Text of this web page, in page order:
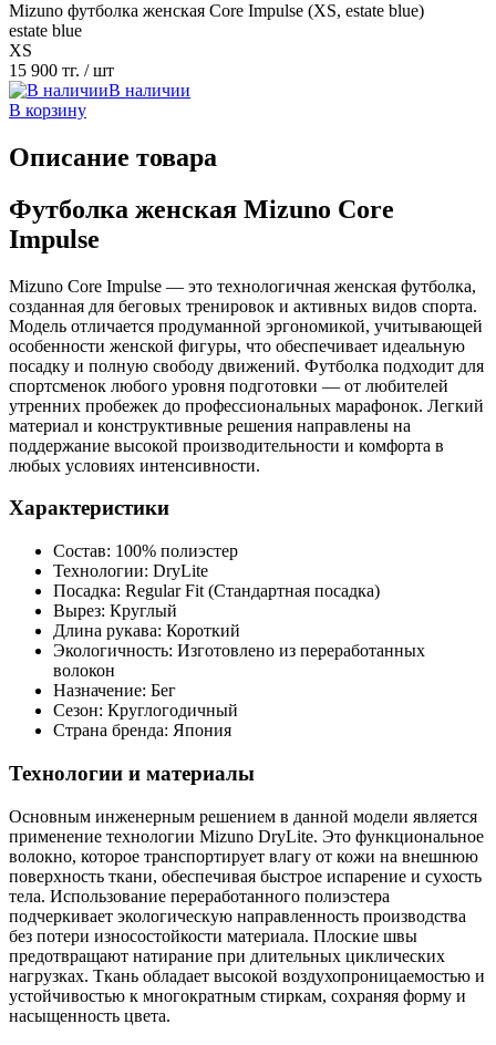
Mizuno футболка женская Core Impulse (XS, estate blue)
estate blue
XS
15 900 тг. / шт
В наличии
В корзину
Описание товара
Футболка женская Mizuno Core
Impulse
Mizuno Core Impulse — это технологичная женская футболка,
созданная для беговых тренировок и активных видов спорта.
Модель отличается продуманной эргономикой, учитывающей
особенности женской фигуры, что обеспечивает идеальную
посадку и полную свободу движений. Футболка подходит для
спортсменок любого уровня подготовки — от любителей
утренних пробежек до профессиональных марафонок. Легкий
материал и конструктивные решения направлены на
поддержание высокой производительности и комфорта в
любых условиях интенсивности.
Характеристики
Состав: 100% полиэстер
Технологии: DryLite
Посадка: Regular Fit (Стандартная посадка)
Вырез: Круглый
Длина рукава: Короткий
Экологичность: Изготовлено из переработанных
волокон
Назначение: Бег
Сезон: Круглогодичный
Страна бренда: Япония
Технологии и материалы
Основным инженерным решением в данной модели является
применение технологии Mizuno DryLite. Это функциональное
волокно, которое транспортирует влагу от кожи на внешнюю
поверхность ткани, обеспечивая быстрое испарение и сухость
тела. Использование переработанного полиэстера
подчеркивает экологическую направленность производства
без потери износостойкости материала. Плоские швы
предотвращают натирание при длительных циклических
нагрузках. Ткань обладает высокой воздухопроницаемостью и
устойчивостью к многократным стиркам, сохраняя форму и
насыщенность цвета.